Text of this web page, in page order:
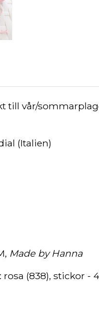
till vår/
(Italien)
Made by Hanna
(838), stickor -